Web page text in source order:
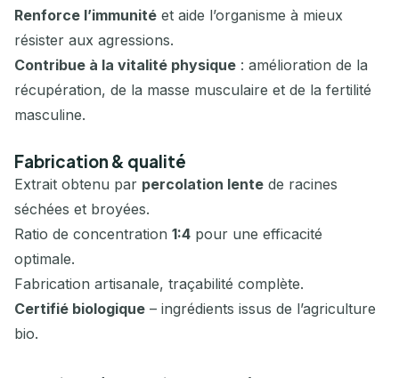
Renforce l’immunité et aide l’organisme à mieux
résister aux agressions.
Contribue à la vitalité physique : amélioration de la
récupération, de la masse musculaire et de la fertilité
masculine.
Fabrication & qualité
Extrait obtenu par percolation lente de racines
séchées et broyées.
Ratio de concentration 1:4 pour une efficacité
optimale.
Fabrication artisanale, traçabilité complète.
Certifié biologique – ingrédients issus de l’agriculture
bio.